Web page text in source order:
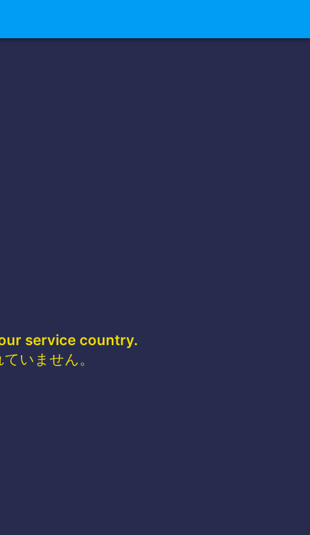
service country.
いません。